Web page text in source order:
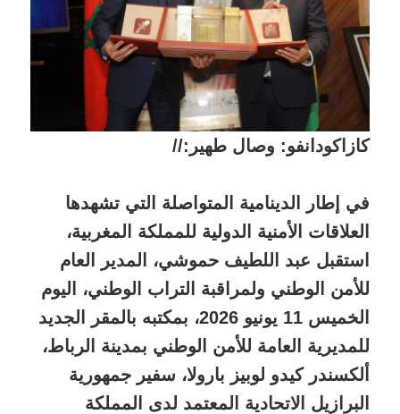
كازاكودانفو: وصال طهير://
في إطار الدينامية المتواصلة التي تشهدها
العلاقات الأمنية الدولية للمملكة المغربية،
استقبل عبد اللطيف حموشي، المدير العام
للأمن الوطني ولمراقبة التراب الوطني، اليوم
الخميس 11 يونيو 2026، بمكتبه بالمقر الجديد
للمديرية العامة للأمن الوطني بمدينة الرباط،
ألكسندر كيدو لوبيز بارولا، سفير جمهورية
البرازيل الاتحادية المعتمد لدى المملكة